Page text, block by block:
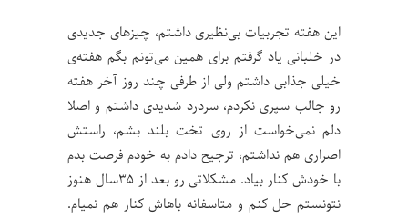
این هفته تجربیات بی‌نظیری داشتم، چیزهای جدیدی
در خلبانی یاد گرفتم برای همین می‌تونم بگم هفته‌ی
خیلی جذابی داشتم ولی از طرفی چند روز آخر هفته
رو جالب سپری نکردم، سردرد شدیدی داشتم و اصلا
دلم نمی‌خواست از روی تخت بلند بشم، راستش
اصراری هم نداشتم، ترجیح دادم به خودم فرصت بدم
با خودش کنار بیاد. مشکلاتی رو بعد از ۳۵سال هنوز
نتونستم حل کنم و متاسفانه باهاش کنار هم نمیام.